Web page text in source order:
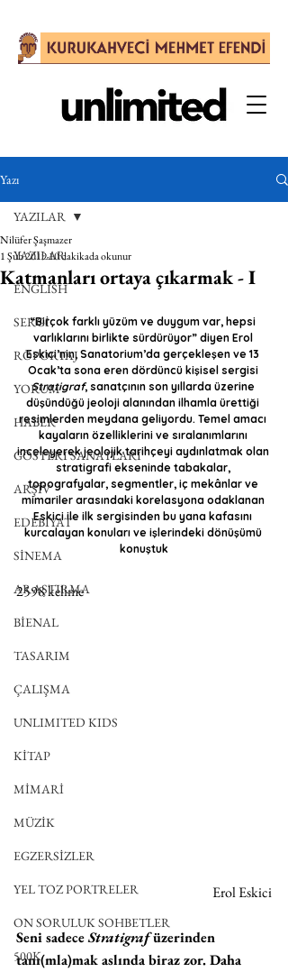
Yazı
YAZILAR
ENGLISH
SERGİ
RÖPORTAJ
YORUM
HABER
GÖSTERİ SANATLARI
ARŞİV
EDEBİYAT
SİNEMA
ARAŞTIRMA
BİENAL
TASARIM
ÇALIŞMA
UNLIMITED KIDS
KİTAP
MİMARİ
MÜZİK
EGZERSİZLER
YEL TOZ PORTRELER
ON SORULUK SOHBETLER
500K
YAZILAR
Katmanları ortaya çıkarmak - I
Nilüfer Şaşmazer
1 Şub 201910 dakikada okunur
“Birçok farklı yüzüm ve duygum var, hepsi
varlıklarını birlikte sürdürüyor” diyen Erol
Eskici’nin, Sanatorium’da gerçekleşen ve 13
Ocak’ta sona eren dördüncü kişisel sergisi
Stratigraf, sanatçının son yıllarda üzerine
düşündüğü jeoloji alanından ilhamla ürettiği
resimlerden meydana geliyordu. Temel amacı
kayaların özelliklerini ve sıralanımlarını
inceleyerek jeolojik tarihçeyi aydınlatmak olan
stratigrafi ekseninde tabakalar,
topografyalar, segmentler, iç mekânlar ve
mimariler arasındaki korelasyona odaklanan
Eskici ile ilk sergisinden bu yana kafasını
kurcalayan konuları ve işlerindeki dönüşümü
konuştuk
2598 kelime
Erol Eskici
Seni sadece Stratigraf üzerinden
tanı(mla)mak aslında biraz zor. Daha